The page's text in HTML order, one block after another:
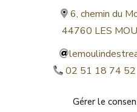
Gérer le
6, chemin du
44760 LES
02 51 18 74